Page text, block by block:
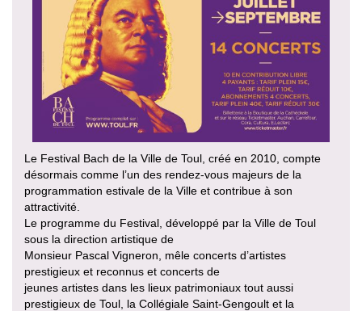
Le Festival Bach de la Ville de Toul, créé en 2010, compte
désormais comme l’un des rendez-vous majeurs de la
programmation estivale de la Ville et contribue à son
attractivité.
Le programme du Festival, développé par la Ville de Toul
sous la direction artistique de
Monsieur Pascal Vigneron, mêle concerts d’artistes
prestigieux et reconnus et concerts de
jeunes artistes dans les lieux patrimoniaux tout aussi
prestigieux de Toul, la Collégiale Saint-Gengoult et la